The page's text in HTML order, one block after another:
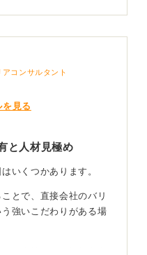
の熱意を理解し、敬意
際は、社長の役割を考
うな社長であれば具体
営に専念している場合
な視点からの質問が喜
コンサルタント
を見る
と人材見極め
いくつかあります。
とで、直接会社のバリ
強いこだわりがある場